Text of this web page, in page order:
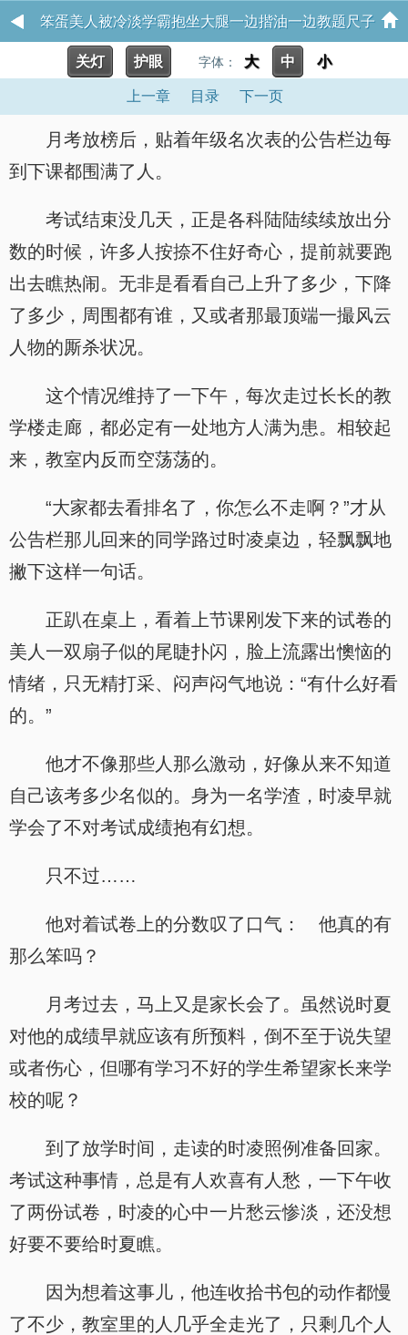
笨蛋美人被冷淡学霸抱坐大腿一边揩油一边教题尺子
抽逼错题惩罚作为报酬狂肏嫩穴激奸 tarrag
关灯 护眼 字体： 大 中 小
上一章 目录 下一页
月考放榜后，贴着年级名次表的公告栏边每
到下课都围满了人。
考试结束没几天，正是各科陆陆续续放出分
数的时候，许多人按捺不住好奇心，提前就要跑
出去瞧热闹。无非是看看自己上升了多少，下降
了多少，周围都有谁，又或者那最顶端一撮风云
人物的厮杀状况。
这个情况维持了一下午，每次走过长长的教
学楼走廊，都必定有一处地方人满为患。相较起
来，教室内反而空荡荡的。
“大家都去看排名了，你怎么不走啊？”才从
公告栏那儿回来的同学路过时凌桌边，轻飘飘地
撇下这样一句话。
正趴在桌上，看着上节课刚发下来的试卷的
美人一双扇子似的尾睫扑闪，脸上流露出懊恼的
情绪，只无精打采、闷声闷气地说：“有什么好看
的。”
他才不像那些人那么激动，好像从来不知道
自己该考多少名似的。身为一名学渣，时凌早就
学会了不对考试成绩抱有幻想。
只不过……
他对着试卷上的分数叹了口气： 他真的有
那么笨吗？
月考过去，马上又是家长会了。虽然说时夏
对他的成绩早就应该有所预料，倒不至于说失望
或者伤心，但哪有学习不好的学生希望家长来学
校的呢？
到了放学时间，走读的时凌照例准备回家。
考试这种事情，总是有人欢喜有人愁，一下午收
了两份试卷，时凌的心中一片愁云惨淡，还没想
好要不要给时夏瞧。
因为想着这事儿，他连收拾书包的动作都慢
了不少，教室里的人几乎全走光了，只剩几个人